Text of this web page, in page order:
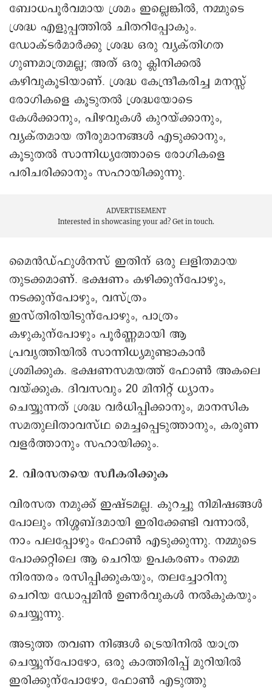
ബോധപൂർവമായ ശ്രമം ഇല്ലെങ്കിൽ, നമ്മുടെ
ശ്രദ്ധ എളുപ്പത്തിൽ ചിതറിപ്പോകും.
ഡോക്ടർമാർക്കു ശ്രദ്ധ ഒരു വ്യക്തിഗത
ഗുണമാത്രമല്ല; അത് ഒരു ക്ലിനിക്കൽ
കഴിവുകൂടിയാണ്. ശ്രദ്ധ കേന്ദ്രീകരിച്ച മനസ്സ്
രോഗികളെ കൂടുതൽ ശ്രദ്ധയോടെ
കേൾക്കാനും, പിഴവുകൾ കുറയ്ക്കാനും,
വ്യക്തമായ തീരുമാനങ്ങൾ എടുക്കാനും,
കൂടുതൽ സാന്നിധ്യത്തോടെ രോഗികളെ
പരിചരിക്കാനും സഹായിക്കുന്നു.
ADVERTISEMENT
Interested in showcasing your ad? Get in touch.
മൈൻഡ്‌ഫുൾനസ് ഇതിന് ഒരു ലളിതമായ
തുടക്കമാണ്. ഭക്ഷണം കഴിക്കുന്പോഴും,
നടക്കുന്പോഴും, വസ്ത്രം
ഇസ്തിരിയിടുന്പോഴും, പാത്രം
കഴുകുന്പോഴും പൂർണ്ണമായി ആ
പ്രവൃത്തിയിൽ സാന്നിധ്യമുണ്ടാകാൻ
ശ്രമിക്കുക. ഭക്ഷണസമയത്ത് ഫോൺ അകലെ
വയ്ക്കുക. ദിവസവും 20 മിനിറ്റ് ധ്യാനം
ചെയ്യുന്നത് ശ്രദ്ധ വർധിപ്പിക്കാനും, മാനസിക
സമതുലിതാവസ്ഥ മെച്ചപ്പെടുത്താനും, കരുണ
വളർത്താനും സഹായിക്കും.
2. വിരസതയെ സ്വീകരിക്കുക
വിരസത നമുക്ക് ഇഷ്ടമല്ല. കുറച്ചു നിമിഷങ്ങൾ
പോലും നിശ്ശബ്ദമായി ഇരിക്കേണ്ടി വന്നാൽ,
നാം പലപ്പോഴും ഫോൺ എടുക്കുന്നു. നമ്മുടെ
പോക്കറ്റിലെ ആ ചെറിയ ഉപകരണം നമ്മെ
നിരന്തരം രസിപ്പിക്കുകയും, തലച്ചോറിനു
ചെറിയ ഡോപ്പമിൻ ഉണർവുകൾ നൽകുകയും
ചെയ്യുന്നു.
അടുത്ത തവണ നിങ്ങൾ ട്രെയിനിൽ യാത്ര
ചെയ്യുന്പോഴോ, ഒരു കാത്തിരിപ്പ് മുറിയിൽ
ഇരിക്കുന്പോഴോ, ഫോൺ എടുത്തു